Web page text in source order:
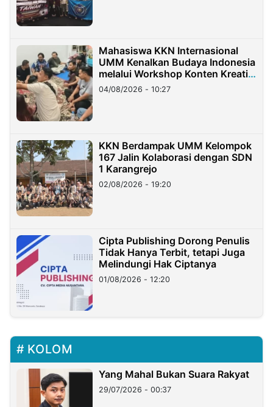
Mahasiswa KKN Internasional
UMM Kenalkan Budaya Indonesia
melalui Workshop Konten Kreatif
di Taiwan
04/08/2026 - 10:27
KKN Berdampak UMM Kelompok
167 Jalin Kolaborasi dengan SDN
1 Karangrejo
02/08/2026 - 19:20
Cipta Publishing Dorong Penulis
Tidak Hanya Terbit, tetapi Juga
Melindungi Hak Ciptanya
01/08/2026 - 12:20
KOLOM
Yang Mahal Bukan Suara Rakyat
29/07/2026 - 00:37